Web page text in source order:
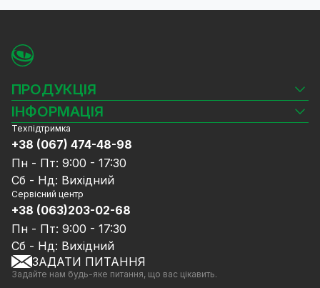
ПРОДУКЦІЯ
Камери відеоспостереження
Відеореєстратори
Комплекти відеоспостереження
СКУД
Джерела живлення
Мережеве обладнання
Ноутбуки та комп'ютери
Аксесуари
Акції
Знижені в ціні товари
GreenVision знижки
ІНФОРМАЦІЯ
Блог
Доставка та оплата
Гарантія та Сервісне обслуговування
Політика конфіденційності
Договір публічної оферти
Співпраця
Послуги
Калькулятор розрахунку обсягу HDD
Техпідтримка
+38 (067) 474-48-98
Пн - Пт: 9:00 - 17:30
Сб - Нд: Вихідний
Сервісний центр
+38 (063)203-02-68
Пн - Пт: 9:00 - 17:30
Сб - Нд: Вихідний
ЗАДАТИ ПИТАННЯ
Задайте нам будь-яке питання, що вас цікавить.